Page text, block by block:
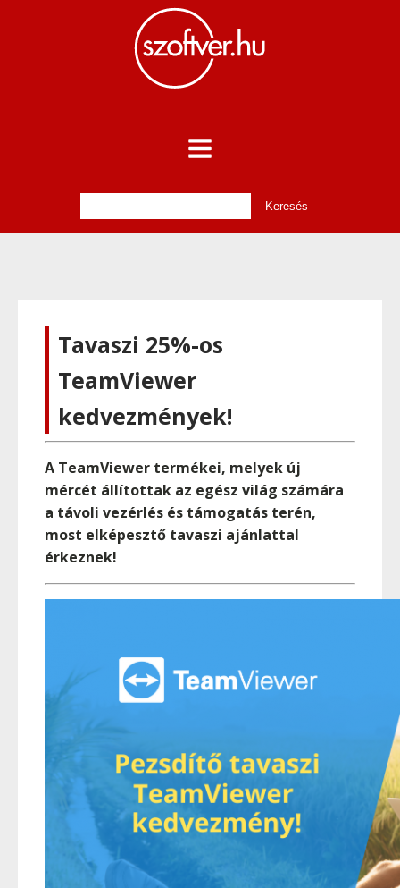
Tavaszi 25%-os
TeamViewer
kedvezmények!
A TeamViewer termékei, melyek új
mércét állítottak az egész világ számára
a távoli vezérlés és támogatás terén,
most elképesztő tavaszi ajánlattal
érkeznek!